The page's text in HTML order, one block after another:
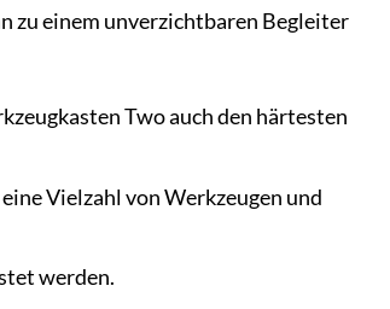
zu einem unverzichtbaren Begleiter
Two auch den härtesten
Vielzahl von Werkzeugen und
werden.